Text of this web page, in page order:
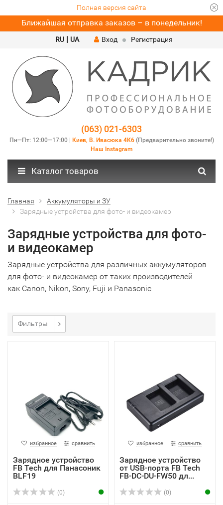
Полная версия сайта
Ближайшая отправка заказов – в понедельник!
RU | UA Вход Регистрация
(063) 021-6303
Пн—Пт: 12:00—17:00 | Киев, В. Ивасюка 4К6(Предварительно звоните!)
Наш Instagram
Каталог товаров
Главная
Аккумуляторы и ЗУ
Зарядные устройства для фото- и видеокамер
Зарядные устройства для фото-
и видеокамер
Зарядные устройства для различных аккумуляторов
для фото- и видеокамер от таких производителей
как Canon, Nikon, Sony, Fuji и Panasonic
Фильтры
избранное сравнить
Зарядное устройство
FB Tech для Панасоник
BLF19
(0)
избранное сравнить
Зарядное устройство
от USB-порта FB Tech
FB-DC-DU-FW50 дл...
(0)